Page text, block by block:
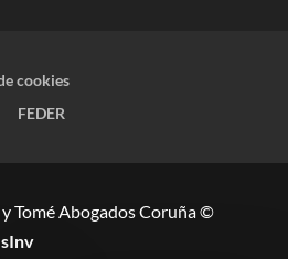
cookies
FEDER
Tomé Abogados Coruña ©